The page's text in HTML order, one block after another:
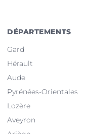
DÉPARTEMENTS
Gard
Hérault
Aude
Pyrénées-Orientales
Lozère
Aveyron